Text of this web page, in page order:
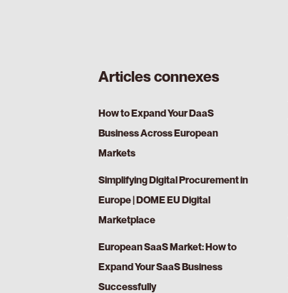
Articles connexes
How to Expand Your DaaS
Business Across European
Markets
Simplifying Digital Procurement in
Europe | DOME EU Digital
Marketplace
European SaaS Market: How to
Expand Your SaaS Business
Successfully